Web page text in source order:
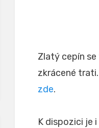
Zlatý cepín
zkrácené
zde.
K dispozici je